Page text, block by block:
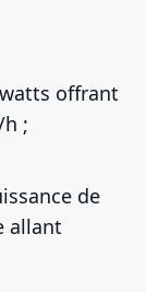
offrant
;
de
allant